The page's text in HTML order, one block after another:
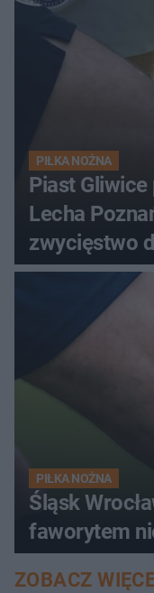
PIŁKA NOŻNA
Piast
Lecha
zwycięstwo
PIŁKA NOŻNA
Śląsk
faworytem
ZOBACZ